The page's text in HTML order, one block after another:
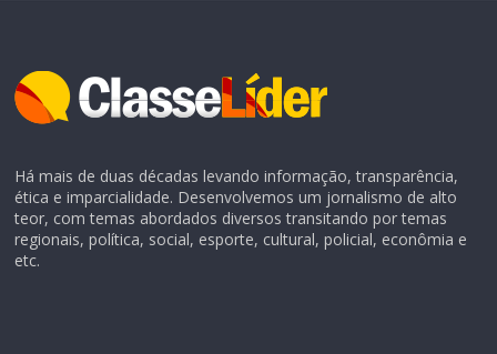
Há mais de duas décadas levando informação, transparência,
ética e imparcialidade. Desenvolvemos um jornalismo de alto
teor, com temas abordados diversos transitando por temas
regionais, política, social, esporte, cultural, policial, econômia e
etc.